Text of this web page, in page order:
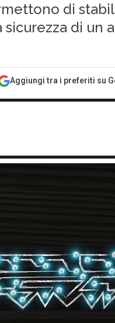
di
sicurezza di
Aggiungi tra i preferiti su